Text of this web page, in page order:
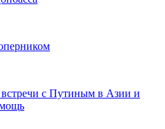
встречи с Путиным в Азии и